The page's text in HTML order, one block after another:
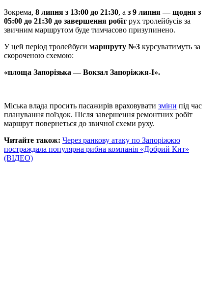
Зокрема, 8 липня з 13:00 до 21:30, а з 9 липня — щодня з
05:00 до 21:30 до завершення робіт рух тролейбусів за
звичним маршрутом буде тимчасово призупинено.
У цей період тролейбуси маршруту №3 курсуватимуть за
скороченою схемою:
«площа Запорізька — Вокзал Запоріжжя-I».
Міська влада просить пасажирів враховувати зміни під час
планування поїздок. Після завершення ремонтних робіт
маршрут повернеться до звичної схеми руху.
Читайте також: Через ранкову атаку по Запоріжжю
постраждала популярна рибна компанія «Добрий Кит»
(ВІДЕО)